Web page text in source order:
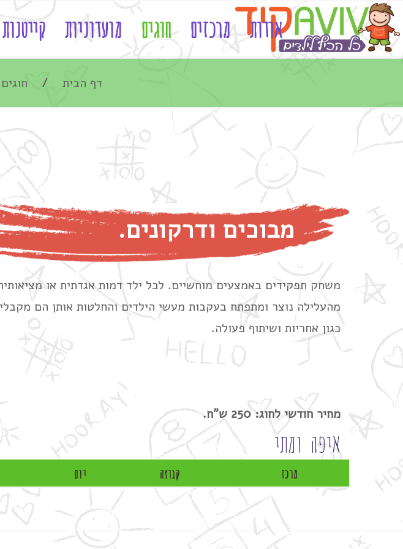
אודות מרכזים חוגים מועדוניות קייטנות
דף הבית חוגים
מבוכים ודרקונים.
משחק תפקידים באמצעים מוחשיים. לכל ילד דמות אגדתית או
מהעלילה נוצר ומתפתח בעקבות מעשי הילדים והחלטות אותן הם
כגון אחריות ושיתוף פעולה.
מחיר חודשי לחוג: 250 ש"ח.
איפה ומתי
מרכז קבוצה יום